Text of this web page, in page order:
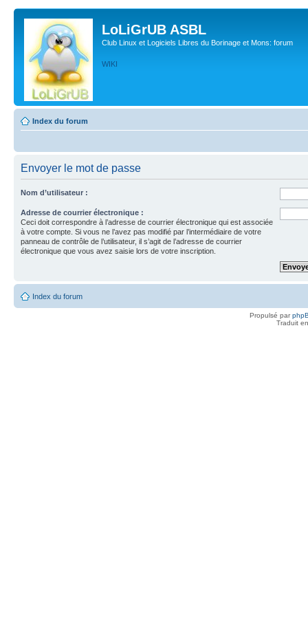
LoLiGrUB ASBL
Club Linux et Logiciels Libres du Borinage et Mons: forum
WIKI
Index du forum
Envoyer le mot de passe
Nom d’utilisateur :
Adresse de courrier électronique :
Ceci doit correspondre à l’adresse de courrier électronique qui est associée
à votre compte. Si vous ne l’avez pas modifié par l’intermédiaire de votre
panneau de contrôle de l’utilisateur, il s’agit de l’adresse de courrier
électronique que vous avez saisie lors de votre inscription.
Index du forum
Propulsé par
Traduit